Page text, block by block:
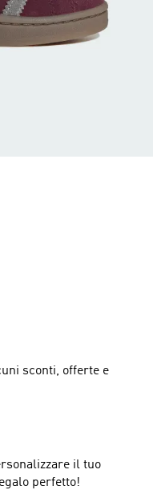
sconti, offerte e
il tuo
perfetto!